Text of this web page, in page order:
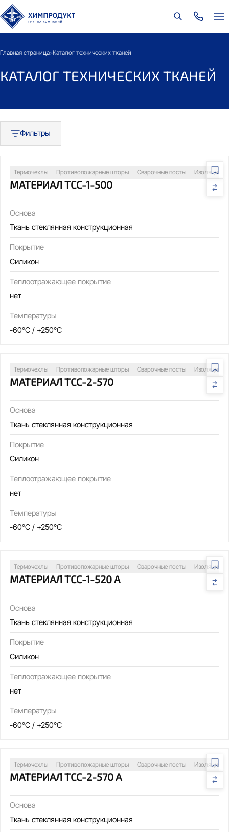
Главная страница>Каталог технических тканей
КАТАЛОГ ТЕХНИЧЕСКИХ ТКАНЕЙ
Фильтры
Термочехлы Противопожарные шторы Сварочные посты Изоляция
МАТЕРИАЛ ТСС-1-500
Основа
Ткань стеклянная конструкционная
Покрытие
Силикон
Теплоотражающее покрытие
нет
Температуры
-60°C / +250°C
Термочехлы Противопожарные шторы Сварочные посты Изоляция
МАТЕРИАЛ ТСС-2-570
Основа
Ткань стеклянная конструкционная
Покрытие
Силикон
Теплоотражающее покрытие
нет
Температуры
-60°C / +250°C
Термочехлы Противопожарные шторы Сварочные посты Изоляция
МАТЕРИАЛ ТСС-1-520 А
Основа
Ткань стеклянная конструкционная
Покрытие
Силикон
Теплоотражающее покрытие
нет
Температуры
-60°C / +250°C
Термочехлы Противопожарные шторы Сварочные посты Изоляция
МАТЕРИАЛ ТСС-2-570 А
Основа
Ткань стеклянная конструкционная